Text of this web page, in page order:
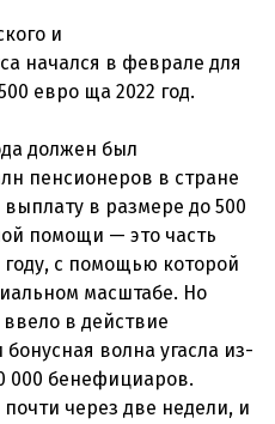
и
начался в феврале для
евро ща 2022 год.
должен был
пенсионеров в стране
в размере до 500
помощи — это часть
с помощью которой
масштабе. Но
в действие
волна угасла из-
000 бенефициаров.
через две недели, и